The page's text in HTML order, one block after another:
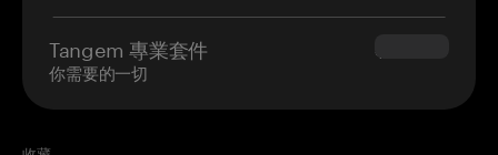
Tangem 專業套件
你需要的一切
$180.00